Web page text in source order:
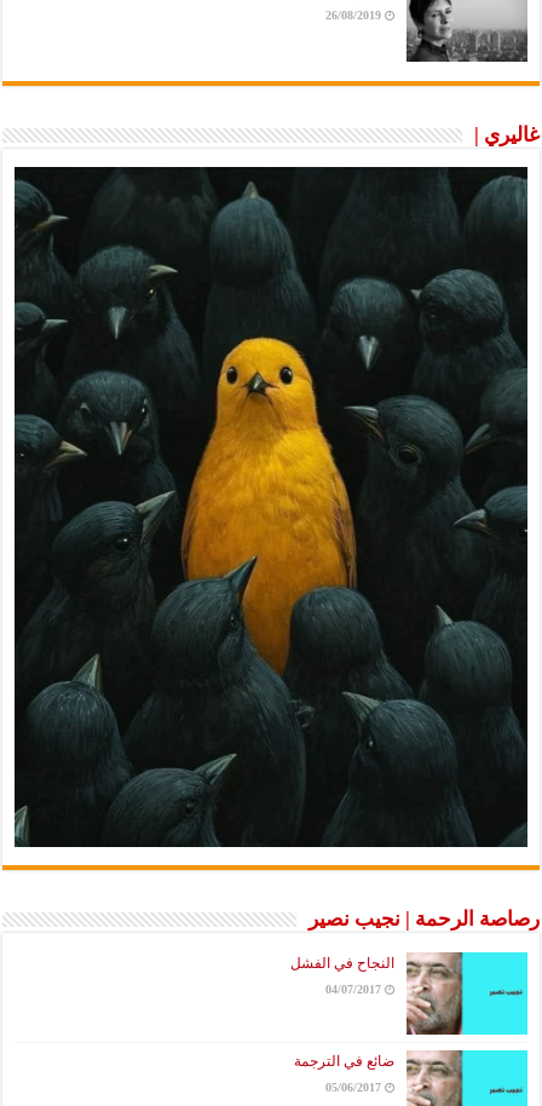
26/08/2019
غاليري |
رصاصة الرحمة | نجيب نصير
النجاح في الفشل
04/07/2017
ضائع في الترجمة
05/06/2017